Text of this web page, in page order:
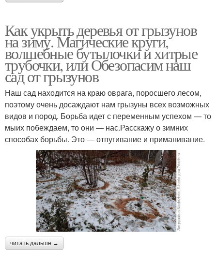
Как укрыть деревья от грызунов
на зиму. Магические круги,
волшебные бутылочки и хитрые
трубочки, или Обезопасим наш
сад от грызунов
Наш сад находится на краю оврага, поросшего лесом,
поэтому очень досаждают нам грызуны всех возможных
видов и пород. Борьба идет с переменным успехом — то
мыих побеждаем, то они — нас.Расскажу о зимних
способах борьбы. Это — отпугивание и приманивание.
читать дальше →